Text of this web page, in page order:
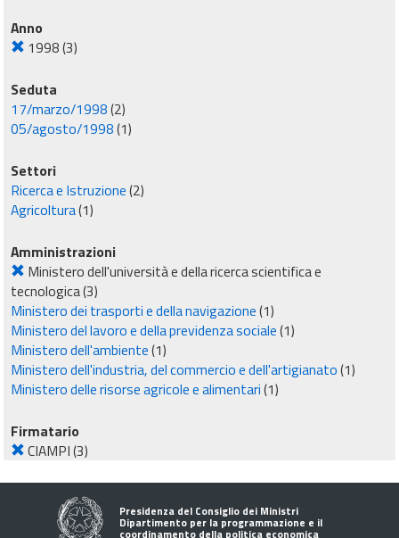
Anno
1998(3)
Seduta
17/marzo/1998(2)
05/agosto/1998(1)
Settori
Ricerca e Istruzione(2)
Agricoltura(1)
Amministrazioni
Ministero dell'università e della ricerca scientifica e
tecnologica(3)
Ministero dei trasporti e della navigazione(1)
Ministero del lavoro e della previdenza sociale(1)
Ministero dell'ambiente(1)
Ministero dell'industria, del commercio e dell'artigianato(1)
Ministero delle risorse agricole e alimentari(1)
Firmatario
CIAMPI(3)
Presidenza del Consiglio dei Ministri
Dipartimento per la programmazione e il
coordinamento della politica economica